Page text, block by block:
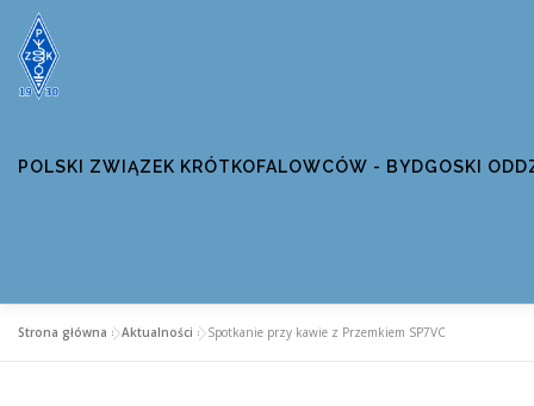
Przejdź
treści
POLSKI ZWIĄZEK KRÓTKOFALOWCÓW - BYDGOSKI
Strona główna »Aktualności »Spotkanie przy kawie z Przemkiem SP7VC